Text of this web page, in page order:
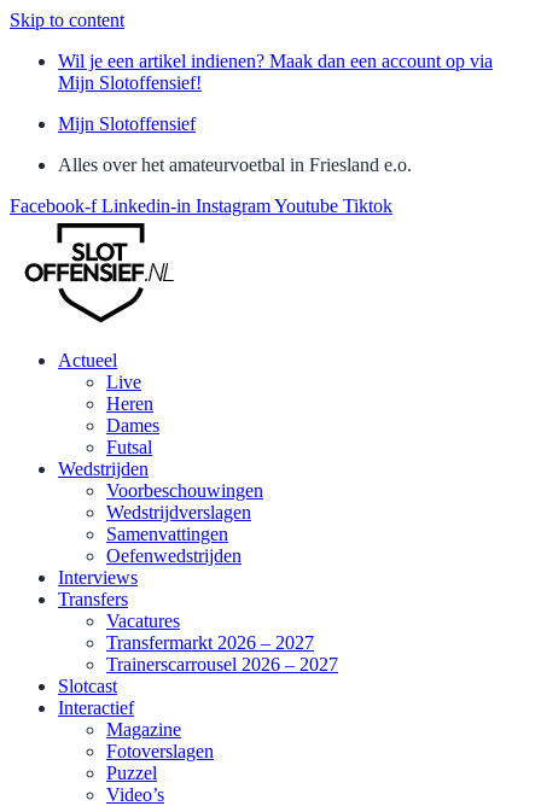
Skip to content
Wil je een artikel indienen? Maak dan een account op via
Mijn Slotoffensief!
Mijn Slotoffensief
Alles over het amateurvoetbal in Friesland e.o.
Facebook-f Linkedin-in InstagramYoutube Tiktok
Actueel
Live
Heren
Dames
Futsal
Wedstrijden
Voorbeschouwingen
Wedstrijdverslagen
Samenvattingen
Oefenwedstrijden
Interviews
Transfers
Vacatures
Transfermarkt 2026 – 2027
Trainerscarrousel 2026 – 2027
Slotcast
Interactief
Magazine
Fotoverslagen
Puzzel
Video’s